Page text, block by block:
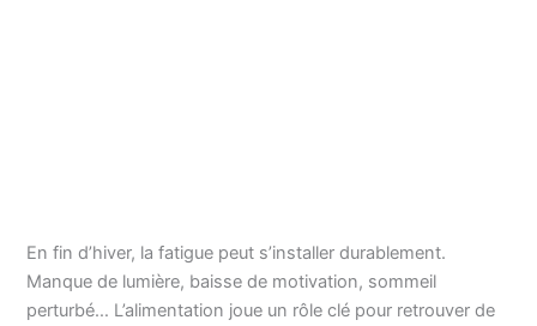
En fin d’hiver, la fatigue peut s’installer durablement.
Manque de lumière, baisse de motivation, sommeil
perturbé… L’alimentation joue un rôle clé pour retrouver de